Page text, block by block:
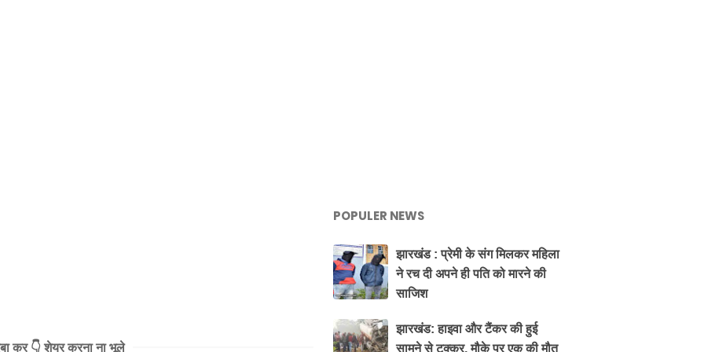
कर 👇 शेयर करना ना भूले
POPULER NEWS
झारखंड : प्रेमी के संग मिलकर महिला
ने रच दी अपने ही पति को मारने की
साजिश
झारखंड: हाइवा और टैंकर की हुई
सामने से टक्कर, मौके पर एक की मौत